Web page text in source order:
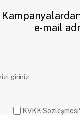
e-mail
KVKK